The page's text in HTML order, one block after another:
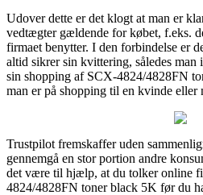
Udover dette er det klogt at man er
vedtægter gældende for købet, f.eks.
firmaet benytter. I den forbindelse er
altid sikrer sin kvittering, således
sin shopping af SCX-4824/4828FN
man er på shopping til en kvinde eller
Trustpilot fremskaffer uden
gennemgå en stor portion andre
det være til hjælp, at du tolker online
4824/4828FN toner black 5K før du